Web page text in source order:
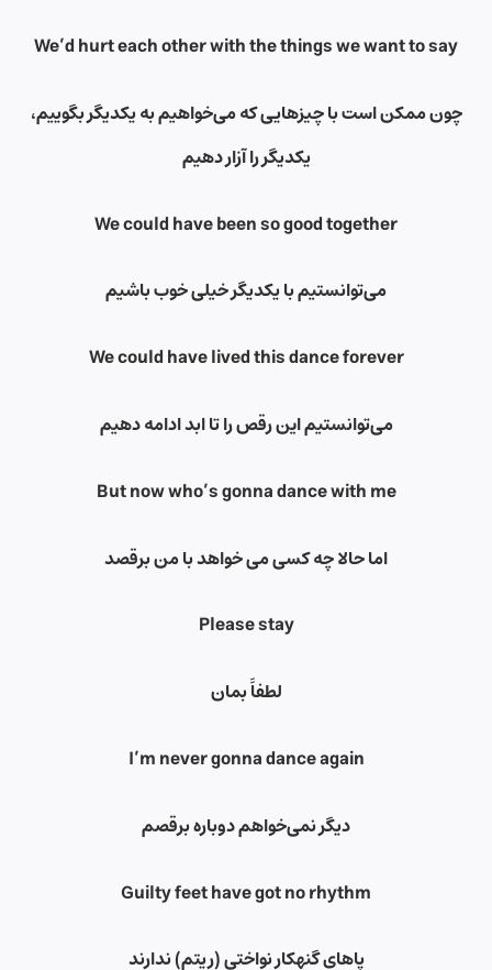
We’d hurt each other with the things we want to say
چون ممکن است با چیزهایی که می‌خواهیم به یکدیگر بگوییم،
یکدیگر را آزار دهیم
We could have been so good together
می‌توانستیم با یکدیگر خیلی خوب باشیم
We could have lived this dance forever
می‌توانستیم این رقص را تا ابد ادامه دهیم
But now who’s gonna dance with me
اما حالا چه کسی می خواهد با من برقصد
Please stay
لطفاً بمان
I’m never gonna dance again
دیگر نمی‌خواهم دوباره برقصم
Guilty feet have got no rhythm
پاهای گنهکار نواختی (ریتم) ندارند